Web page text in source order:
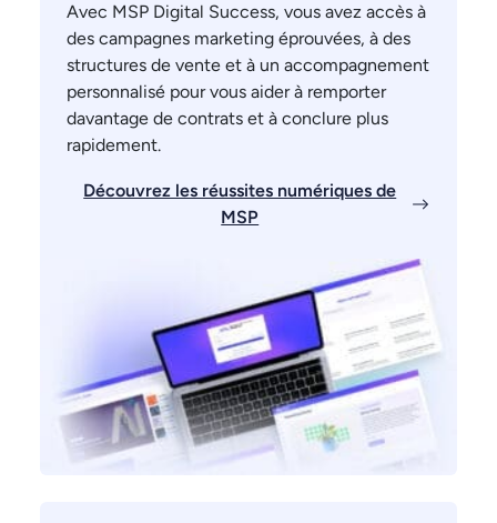
Avec MSP Digital Success, vous avez accès à
des campagnes marketing éprouvées, à des
structures de vente et à un accompagnement
personnalisé pour vous aider à remporter
davantage de contrats et à conclure plus
rapidement.
Découvrez les réussites numériques de
MSP